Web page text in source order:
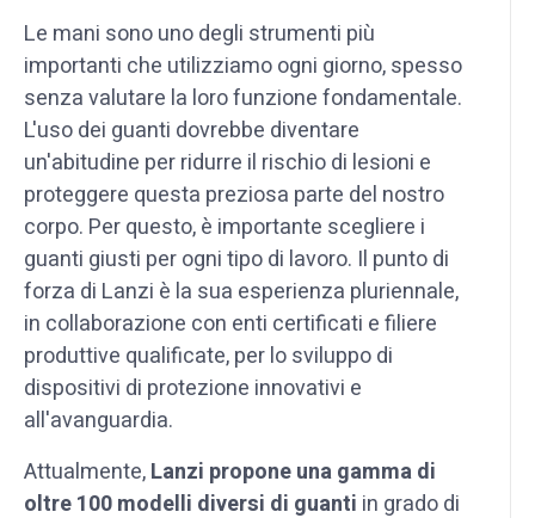
Le mani sono uno degli strumenti più
importanti che utilizziamo ogni giorno, spesso
senza valutare la loro funzione fondamentale.
L'uso dei guanti dovrebbe diventare
un'abitudine per ridurre il rischio di lesioni e
proteggere questa preziosa parte del nostro
corpo. Per questo, è importante scegliere i
guanti giusti per ogni tipo di lavoro. Il punto di
forza di Lanzi è la sua esperienza pluriennale,
in collaborazione con enti certificati e filiere
produttive qualificate, per lo sviluppo di
dispositivi di protezione innovativi e
all'avanguardia.
Attualmente,Lanzi propone una gamma di
oltre 100 modelli diversi di guanti in grado di